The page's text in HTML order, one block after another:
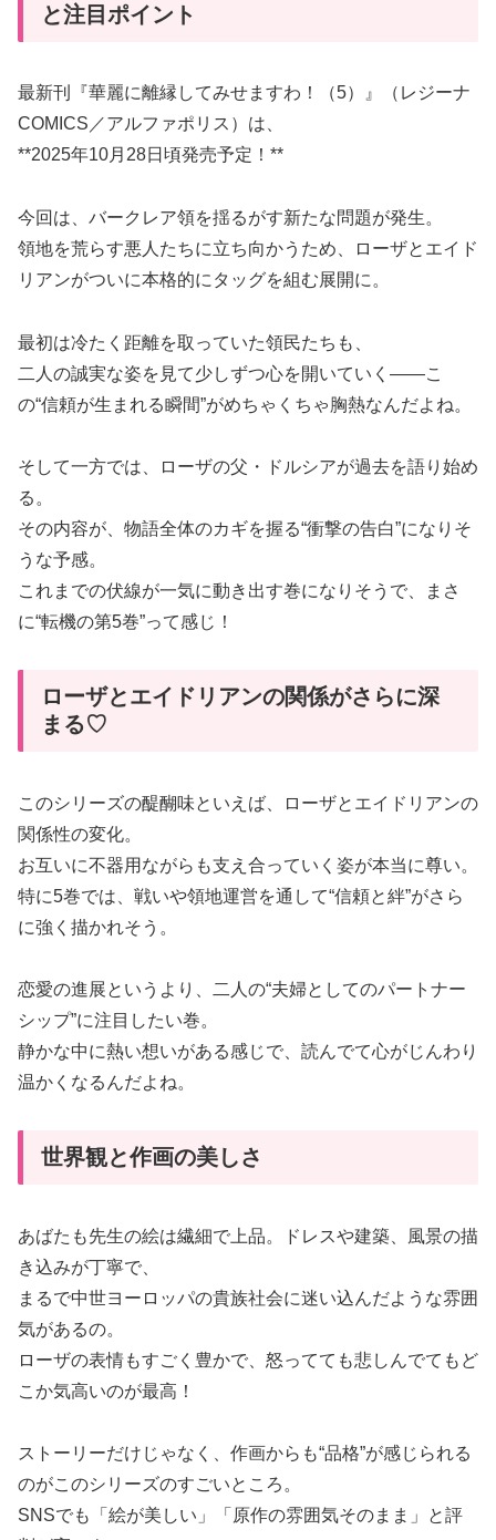
と注目ポイント
最新刊『華麗に離縁してみせますわ！（5）』（レジーナ
COMICS／アルファポリス）は、
**2025年10月28日頃発売予定！**
今回は、バークレア領を揺るがす新たな問題が発生。
領地を荒らす悪人たちに立ち向かうため、ローザとエイド
リアンがついに本格的にタッグを組む展開に。
最初は冷たく距離を取っていた領民たちも、
二人の誠実な姿を見て少しずつ心を開いていく――こ
の“信頼が生まれる瞬間”がめちゃくちゃ胸熱なんだよね。
そして一方では、ローザの父・ドルシアが過去を語り始め
る。
その内容が、物語全体のカギを握る“衝撃の告白”になりそ
うな予感。
これまでの伏線が一気に動き出す巻になりそうで、まさ
に“転機の第5巻”って感じ！
ローザとエイドリアンの関係がさらに深
まる♡
このシリーズの醍醐味といえば、ローザとエイドリアンの
関係性の変化。
お互いに不器用ながらも支え合っていく姿が本当に尊い。
特に5巻では、戦いや領地運営を通して“信頼と絆”がさら
に強く描かれそう。
恋愛の進展というより、二人の“夫婦としてのパートナー
シップ”に注目したい巻。
静かな中に熱い想いがある感じで、読んでて心がじんわり
温かくなるんだよね。
世界観と作画の美しさ
あばたも先生の絵は繊細で上品。ドレスや建築、風景の描
き込みが丁寧で、
まるで中世ヨーロッパの貴族社会に迷い込んだような雰囲
気があるの。
ローザの表情もすごく豊かで、怒ってても悲しんでてもど
こか気高いのが最高！
ストーリーだけじゃなく、作画からも“品格”が感じられる
のがこのシリーズのすごいところ。
SNSでも「絵が美しい」「原作の雰囲気そのまま」と評